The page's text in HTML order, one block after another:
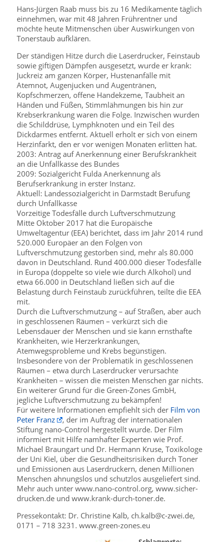
Hans-Jürgen Raab muss bis zu 16 Medikamente täglich
einnehmen, war mit 48 Jahren Frührentner und
möchte heute Mitmenschen über Auswirkungen von
Tonerstaub aufklären.
Der ständigen Hitze durch die Laserdrucker, Feinstaub
sowie giftigen Dämpfen ausgesetzt, wurde er krank:
Juckreiz am ganzen Körper, Hustenanfälle mit
Atemnot, Augenjucken und Augentränen,
Kopfschmerzen, offene Handekzeme, Taubheit an
Händen und Füßen, Stimmlähmungen bis hin zur
Krebserkrankung waren die Folge. Inzwischen wurden
die Schilddrüse, Lymphknoten und ein Teil des
Dickdarmes entfernt. Aktuell erholt er sich von einem
Herzinfarkt, den er vor wenigen Monaten erlitten hat.
2003: Antrag auf Anerkennung einer Berufskrankheit
an die Unfallkasse des Bundes
2009: Sozialgericht Fulda Anerkennung als
Berufserkrankung in erster Instanz.
Aktuell: Landessozialgericht in Darmstadt Berufung
durch Unfallkasse
Vorzeitige Todesfälle durch Luftverschmutzung
Mitte Oktober 2017 hat die Europäische
Umweltagentur (EEA) berichtet, dass im Jahr 2014 rund
520.000 Europäer an den Folgen von
Luftverschmutzung gestorben sind, mehr als 80.000
davon in Deutschland. Rund 400.000 dieser Todesfälle
in Europa (doppelte so viele wie durch Alkohol) und
etwa 66.000 in Deutschland ließen sich auf die
Belastung durch Feinstaub zurückführen, teilte die EEA
mit.
Durch die Luftverschmutzung – auf Straßen, aber auch
in geschlossenen Räumen – verkürzt sich die
Lebensdauer der Menschen und sie kann ernsthafte
Krankheiten, wie Herzerkrankungen,
Atemwegsprobleme und Krebs begünstigen.
Insbesondere von der Problematik in geschlossenen
Räumen – etwa durch Laserdrucker verursachte
Krankheiten – wissen die meisten Menschen gar nichts.
Ein weiterer Grund für die Green-Zones GmbH,
jegliche Luftverschmutzung zu bekämpfen!
Für weitere Informationen empfiehlt sich der Film von
Peter Franz
, der im Auftrag der internationalen
Stiftung nano-Control hergestellt wurde. Der Film
informiert mit Hilfe namhafter Experten wie Prof.
Michael Braungart und Dr. Hermann Kruse, Toxikologe
der Uni Kiel, über die Gesundheitsrisiken durch Toner
und Emissionen aus Laserdruckern, denen Millionen
Menschen ahnungslos und schutzlos ausgeliefert sind.
Mehr auch unter www.nano-control.org, www.sicher-
drucken.de und www.krank-durch-toner.de.
Pressekontakt: Dr. Christine Kalb, ch.kalb@c-zwei.de,
0171 – 718 3231. www.green-zones.eu